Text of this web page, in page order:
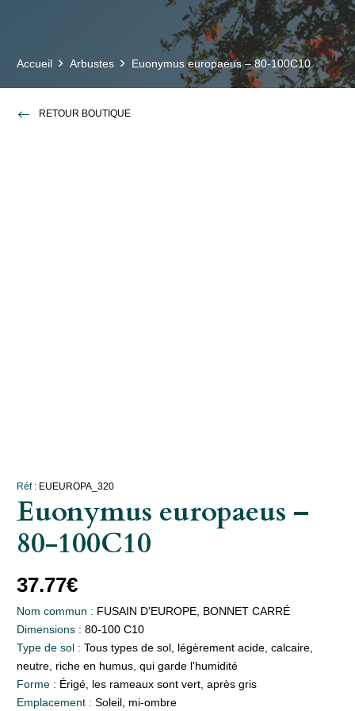
Accueil Arbustes Euonymus europaeus – 80-100C10
RETOUR BOUTIQUE
Réf : EUEUROPA_320
Euonymus europaeus –
80-100C10
37.77€
Nom commun : FUSAIN D'EUROPE, BONNET CARRÉ
Dimensions : 80-100 C10
Type de sol : Tous types de sol, légèrement acide, calcaire,
neutre, riche en humus, qui garde l'humidité
Forme : Érigé, les rameaux sont vert, après gris
Emplacement : Soleil, mi-ombre